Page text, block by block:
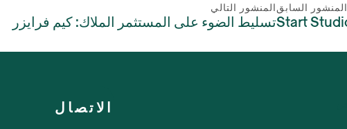
المنشور السابقالمنشور التالي
تسليط الضوء على المستثمر الملاك: كيم فرايزر
الاتصال